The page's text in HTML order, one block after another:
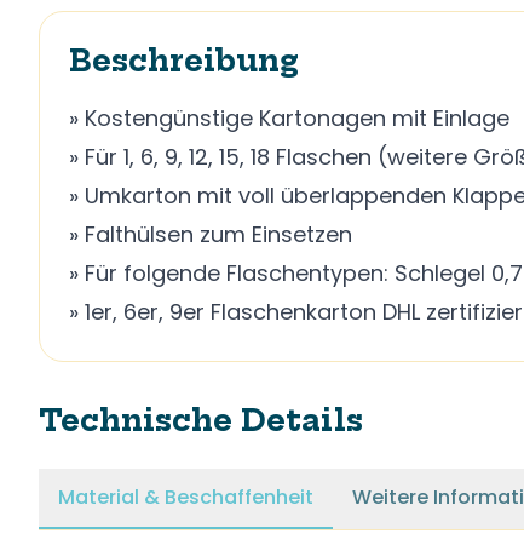
Beschreibung
» Kostengünstige Kartonagen mit Einlage
» Für 1, 6, 9, 12, 15, 18 Flaschen (weitere
» Umkarton mit voll überlappenden
» Falthülsen zum Einsetzen
» Für folgende Flaschentypen: Schlegel
» 1er, 6er, 9er Flaschenkarton DHL
Technische Details
Material & Beschaffenheit Weitere